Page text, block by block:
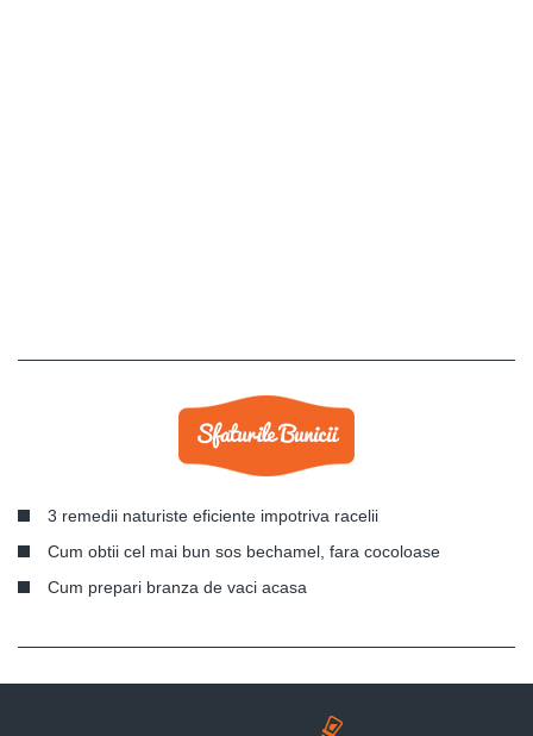
3 remedii naturiste eficiente impotriva racelii
Cum obtii cel mai bun sos bechamel, fara cocoloase
Cum prepari branza de vaci acasa